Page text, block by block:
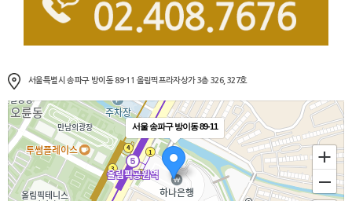
서울특별시 송파구 방이동 89-11 올림픽프라자상가 3층 326, 327호
서울 송파구 방이동 89-11